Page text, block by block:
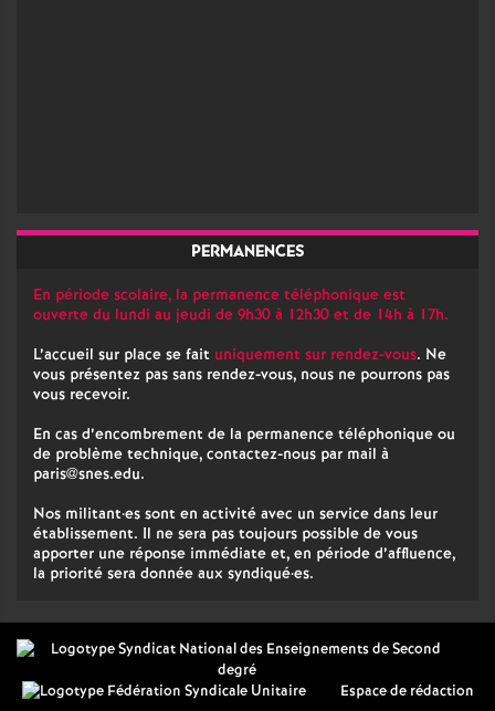
PERMANENCES
En période scolaire, la permanence téléphonique est
ouverte du lundi au jeudi de 9h30 à 12h30 et de 14h à 17h.
L’accueil sur place se fait uniquement sur rendez-vous. Ne
vous présentez pas sans rendez-vous, nous ne pourrons pas
vous recevoir.
En cas d’encombrement de la permanence téléphonique ou
de problème technique, contactez-nous par mail à
paris@snes.edu.
Nos militant·es sont en activité avec un service dans leur
établissement. Il ne sera pas toujours possible de vous
apporter une réponse immédiate et, en période d’affluence,
la priorité sera donnée aux syndiqué·es.
Espace de rédaction